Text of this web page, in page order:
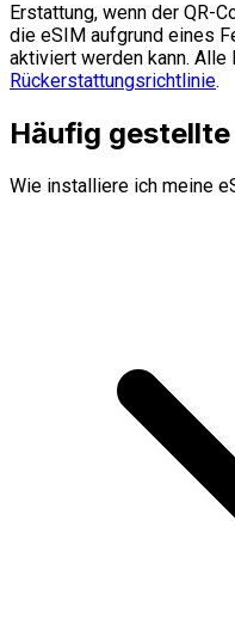
Erstattung, wenn der QR-
die eSIM aufgrund eines
aktiviert werden kann.
Rückerstattungsrichtlinie.
Häufig
Wie installiere ich meine